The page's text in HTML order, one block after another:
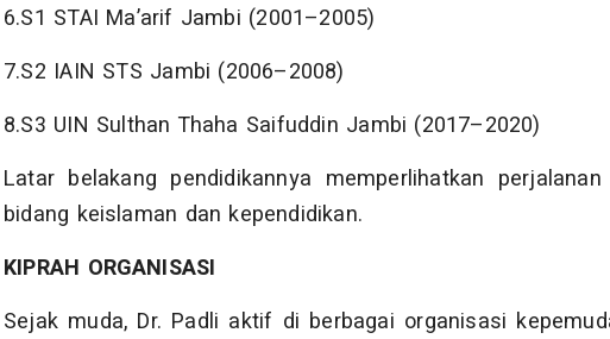
6.S1 STAI Ma’arif Jambi (2001–2005)
7.S2 IAIN STS Jambi (2006–2008)
8.S3 UIN Sulthan Thaha Saifuddin Jambi (2017–2020)
Latar belakang pendidikannya memperlihatkan
bidang keislaman dan kependidikan.
KIPRAH ORGANISASI
Sejak muda, Dr. Padli aktif di berbagai organisasi